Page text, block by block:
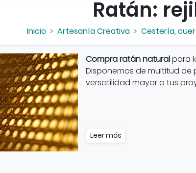
Inicio Artesanía Creativa Cestería,
Ratán:
Compra ratán naturalpara
Disponemos de multitud
versatilidad mayor a tus
Leer más